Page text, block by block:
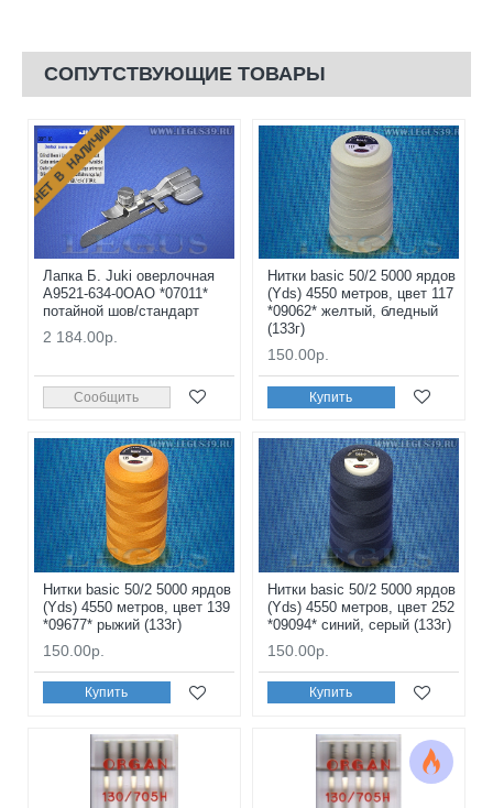
СОПУТСТВУЮЩИЕ ТОВАРЫ
НЕТ В НАЛИЧИИ
Лапка Б. Juki оверлочная
А9521-634-0OАO *07011*
потайной шов/стандарт
2 184.00р.
Сообщить
Нитки basic 50/2 5000 ярдов
(Yds) 4550 метров, цвет 117
*09062* желтый, бледный
(133г)
150.00р.
Купить
Нитки basic 50/2 5000 ярдов
(Yds) 4550 метров, цвет 139
*09677* рыжий (133г)
150.00р.
Купить
Нитки basic 50/2 5000 ярдов
(Yds) 4550 метров, цвет 252
*09094* синий, серый (133г)
150.00р.
Купить